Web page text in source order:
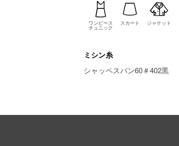
ワンピース
チュニック
スカート ジャケット
ミシン糸
シャッペスパン60＃402黒